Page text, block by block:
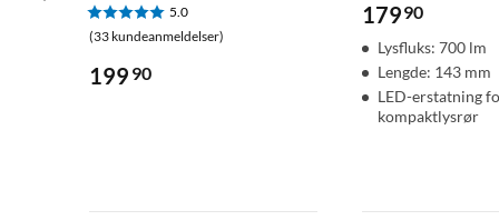
5.0
(33 kundeanmeldelser)
199 90
17990
Lysfluks: 700 lm
Lengde: 143 mm
LED-erstatning
kompaktlysrør